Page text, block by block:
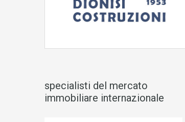
specialisti del mercato
immobiliare internazionale